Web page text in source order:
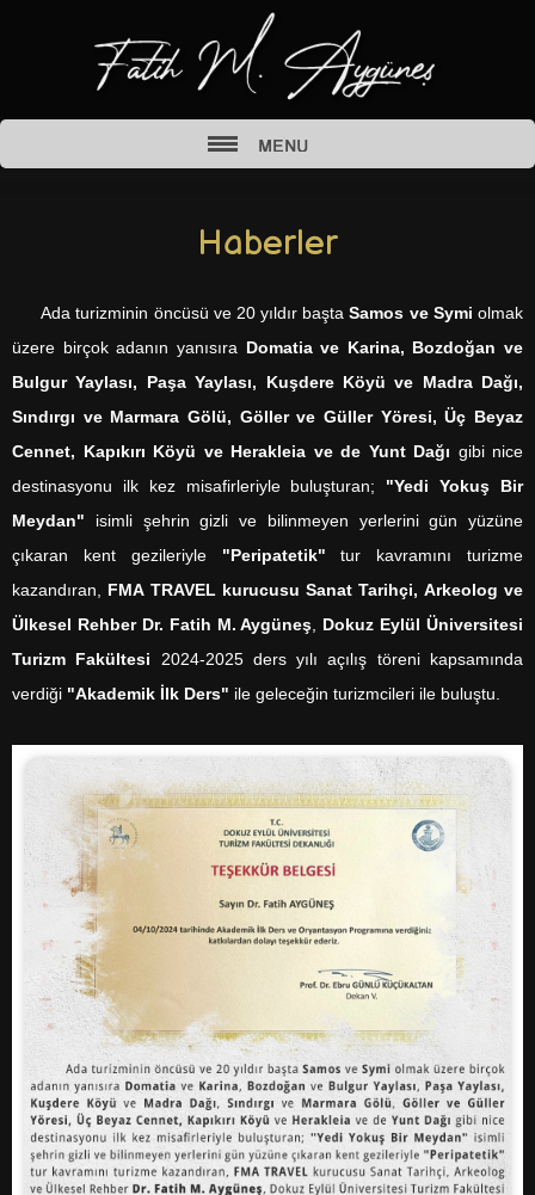
Haberler
Ada turizminin öncüsü ve 20 yıldır baştaSamos ve Symi olmak
üzere birçok adanın yanısıra Domatia ve Karina, Bozdoğan ve
Bulgur Yaylası, Paşa Yaylası, Kuşdere Köyü ve Madra Dağı,
Sındırgı ve Marmara Gölü, Göller ve Güller Yöresi, Üç Beyaz
Cennet, Kapıkırı Köyü ve Herakleia ve de Yunt Dağı gibi nice
destinasyonu ilk kez misafirleriyle buluşturan; "Yedi Yokuş Bir
Meydan" isimli şehrin gizli ve bilinmeyen yerlerini gün yüzüne
çıkaran kent gezileriyle "Peripatetik"tur kavramını turizme
kazandıran, FMA TRAVEL kurucusu Sanat Tarihçi, Arkeolog ve
Ülkesel Rehber Dr. Fatih M. Aygüneş
Dokuz Eylül Üniversitesi
Turizm Fakültesi 2024-2025 ders yılı açılış töreni kapsamında
verdiği "Akademik İlk Ders" ile geleceğin turizmcileri ile buluştu.